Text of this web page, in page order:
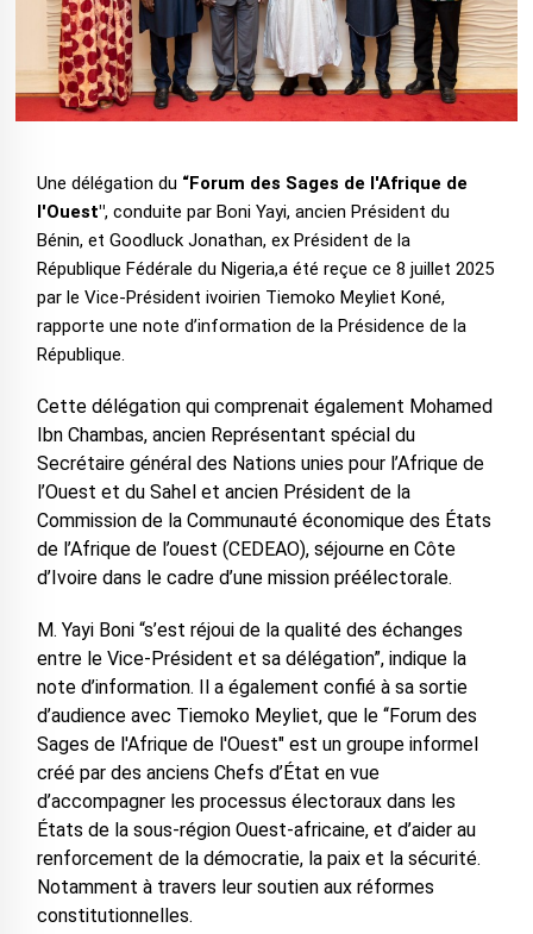
Une délégation du “Forum des Sages de l'Afrique de
l'Ouest", conduite par Boni Yayi, ancien Président du
Bénin, et Goodluck Jonathan, ex Président de la
République Fédérale du Nigeria,a été reçue ce 8 juillet 2025
par le Vice-Président ivoirien Tiemoko Meyliet Koné,
rapporte une note d’information de la Présidence de la
République.
Cette délégation qui comprenait également Mohamed
Ibn Chambas, ancien Représentant spécial du
Secrétaire général des Nations unies pour l’Afrique de
l’Ouest et du Sahel et ancien Président de la
Commission de la Communauté économique des États
de l’Afrique de l’ouest (CEDEAO), séjourne en Côte
d’Ivoire dans le cadre d’une mission préélectorale.
M. Yayi Boni “s’est réjoui de la qualité des échanges
entre le Vice-Président et sa délégation”, indique la
note d’information. Il a également confié à sa sortie
d’audience avec Tiemoko Meyliet, que le ‘‘Forum des
Sages de l'Afrique de l'Ouest" est un groupe informel
créé par des anciens Chefs d’État en vue
d’accompagner les processus électoraux dans les
États de la sous-région Ouest-africaine, et d’aider au
renforcement de la démocratie, la paix et la sécurité.
Notamment à travers leur soutien aux réformes
constitutionnelles.